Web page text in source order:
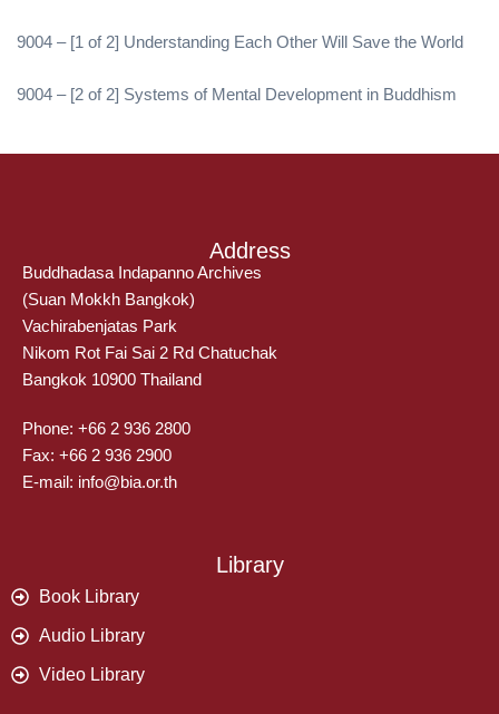
9004 – [1 of 2] Understanding Each Other Will Save the World
9004 – [2 of 2] Systems of Mental Development in Buddhism
Address
Buddhadasa Indapanno Archives
(Suan Mokkh Bangkok)
Vachirabenjatas Park
Nikom Rot Fai Sai 2 Rd Chatuchak
Bangkok 10900 Thailand
Phone: +66 2 936 2800
Fax: +66 2 936 2900
E-mail: info@bia.or.th
Library
Book Library
Audio Library
Video Library